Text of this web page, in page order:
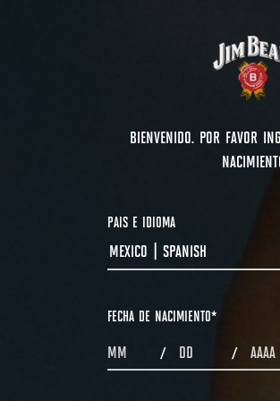
BIENVENIDO. POR FAVOR
PAIS E IDIOMA
COUNTRYDROPDOWN
MEXICO | SPANISH
FECHA DE NACIMIENTO*
MONTHS
/ DAYS / YEAR